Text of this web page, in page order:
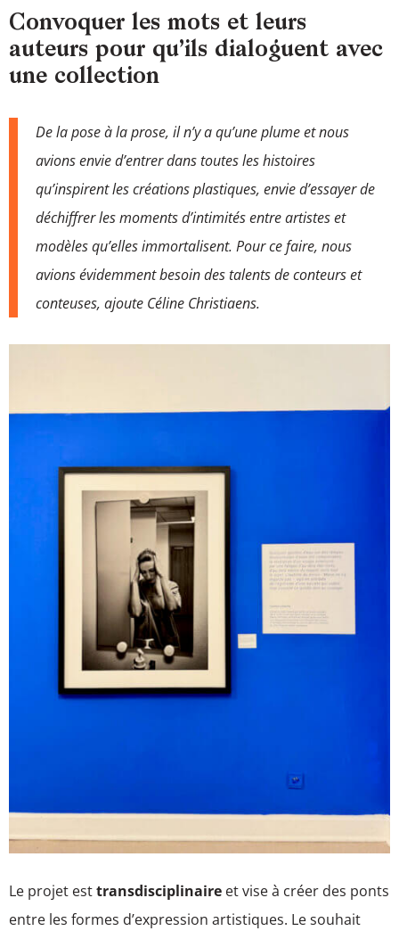
Convoquer les mots et leurs
auteurs pour qu’ils dialoguent avec
une collection
De la pose à la prose, il n’y a qu’une plume et nous
avions envie d’entrer dans toutes les histoires
qu’inspirent les créations plastiques, envie d’essayer de
déchiffrer les moments d’intimités entre artistes et
modèles qu’elles immortalisent. Pour ce faire, nous
avions évidemment besoin des talents de conteurs et
conteuses, ajoute Céline Christiaens.
Le projet esttransdisciplinaire et vise à créer des ponts
entre les formes d’expression artistiques. Le souhait